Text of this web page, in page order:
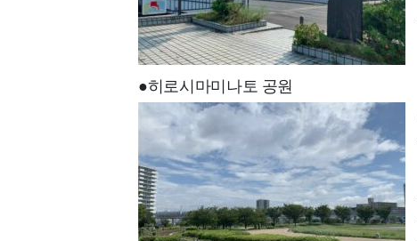
●히로시마미나토 공원